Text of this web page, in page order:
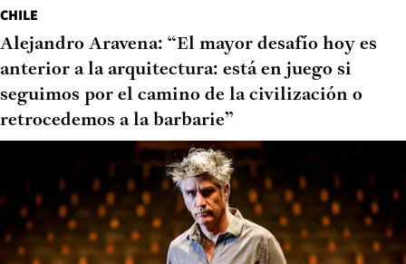
CHILE
Alejandro Aravena: “El mayor desafío hoy es
anterior a la arquitectura: está en juego si
seguimos por el camino de la civilización o
retrocedemos a la barbarie”